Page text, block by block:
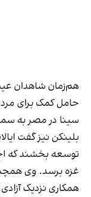
هم‌زمان شاهدان
حامل کمک برای
سینا در مصر به
بلینکن نیز گفت
توسعه بخشند که
غزه برسد. وی
همکاری نزدیک